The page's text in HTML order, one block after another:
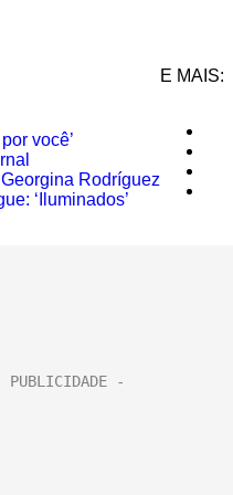
você’
Rodríguez
‘Iluminados’
E MAIS: